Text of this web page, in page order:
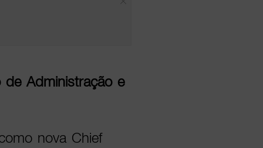
Administração e
nova Chief